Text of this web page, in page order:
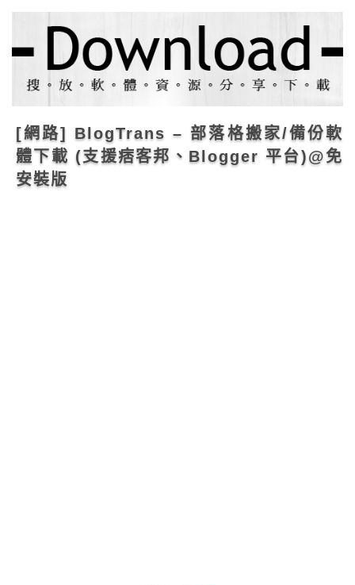
[網路] BlogTrans – 部落格搬家/備份軟
體下載 (支援痞客邦、Blogger 平台)@免
安裝版